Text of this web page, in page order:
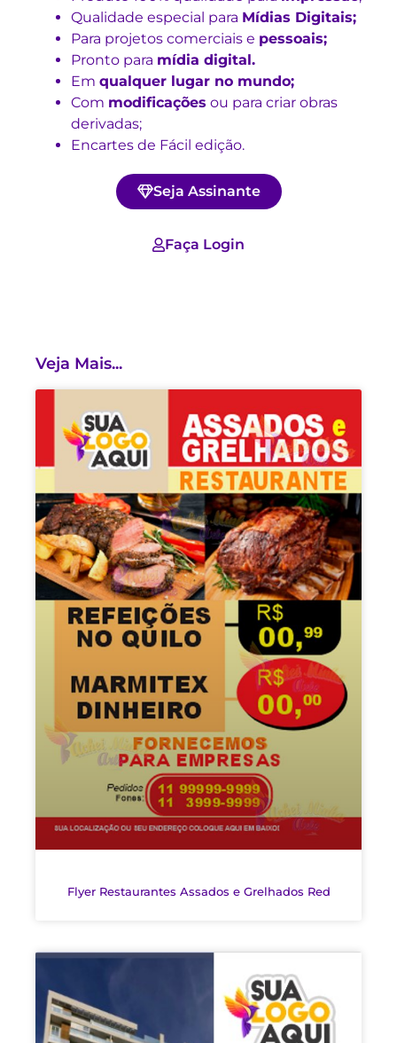
Qualidade especial para Mídias Digitais;
Para projetos comerciais e pessoais;
Pronto para mídia digital.
Em qualquer lugar no mundo;
Com modificações ou para criar obras
derivadas;
Encartes de Fácil edição.
Seja Assinante
Faça Login
Veja Mais...
Flyer Restaurantes Assados e Grelhados Red